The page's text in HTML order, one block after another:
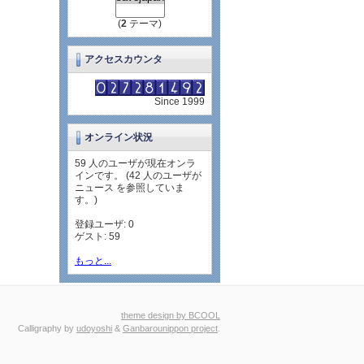
(2 テーマ)
アクセスカウンタ
Since 1999
オンライン状況
59 人のユーザが現在オンラ
インです。 (42 人のユーザが
ニュース を参照していま
す。)
登録ユーザ: 0
ゲスト: 59
もっと...
theme design by BCOOL
Calligraphy by udoyoshi & Ganbarounippon project